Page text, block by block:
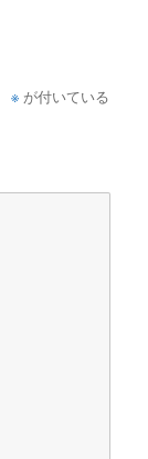
※ が付いている